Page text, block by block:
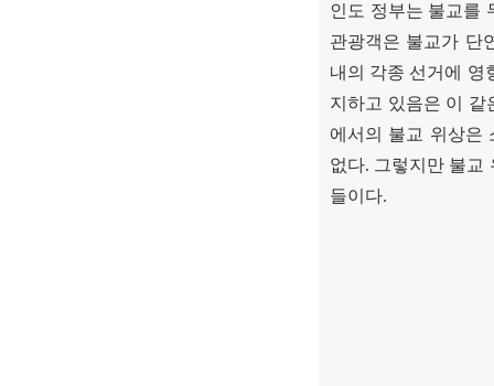
인도 정부는 불교를
관광객은 불교가 단
내의 각종 선거에 영
지하고 있음은 이 같
에서의 불교 위상은
없다. 그렇지만 불교
들이다.